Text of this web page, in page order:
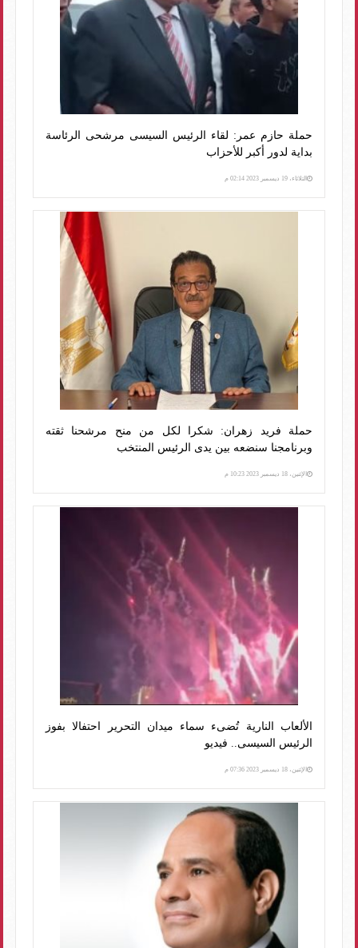
حملة حازم عمر: لقاء الرئيس السيسى مرشحى الرئاسة
بداية لدور أكبر للأحزاب
الثلاثاء، 19 ديسمبر 2023 02:14 م
حملة فريد زهران: شكرا لكل من منح مرشحنا ثقته
وبرنامجنا سنضعه بين يدى الرئيس المنتخب
الإثنين، 18 ديسمبر 2023 10:23 م
الألعاب النارية تُضىء سماء ميدان التحرير احتفالا بفوز
الرئيس السيسى.. فيديو
الإثنين، 18 ديسمبر 2023 07:36 م